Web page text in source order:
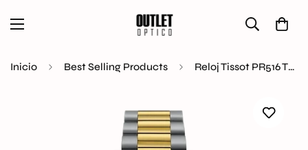
Inicio Best Selling Products Reloj Tissot PR516 T149.417.22.051.00 original